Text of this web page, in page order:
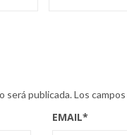
será publicada.Los
EMAIL*